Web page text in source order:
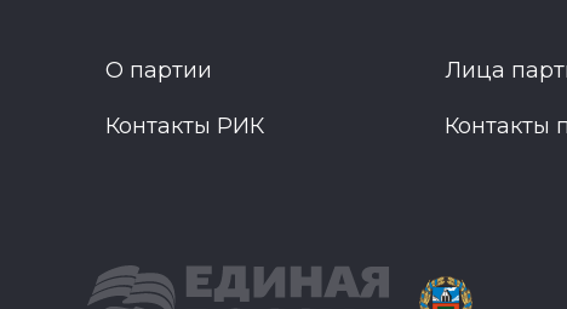
О партии Лица
Контакты РИК Контакты